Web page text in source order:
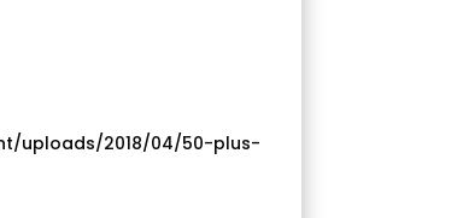
uploads/2018/04/50-plus-